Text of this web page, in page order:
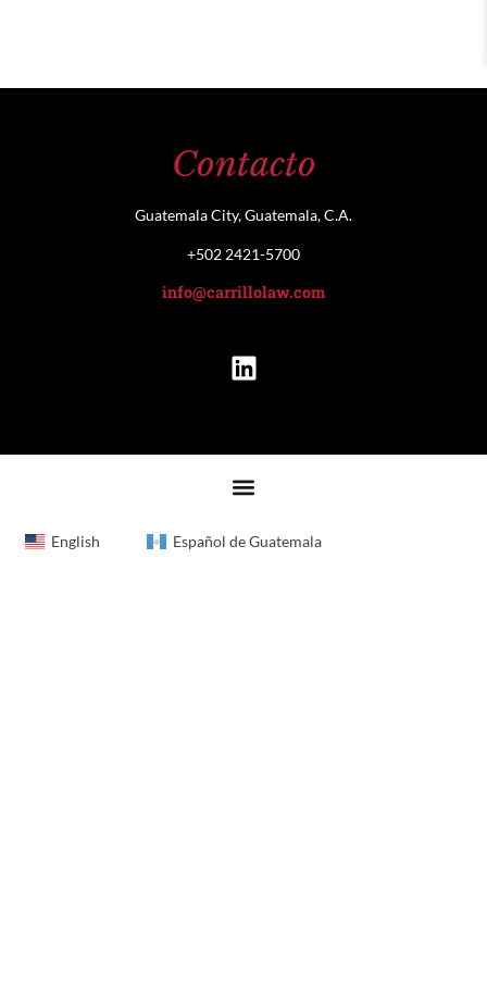
Contacto
Guatemala City, Guatemala, C.A.
+502 2421-5700
info@carrillolaw.com
English Español de Guatemala